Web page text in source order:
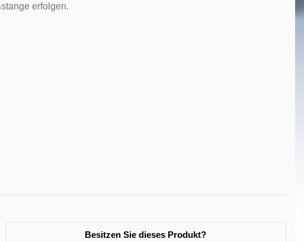
erfolgen.
Besitzen Sie dieses Produkt?